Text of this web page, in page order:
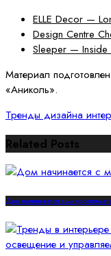
ELLE Decor —
Design Centre
Sleeper —
Материал
«Аниколь».
Тренды дизайна
Related Posts
Дом начинается с микроклимата